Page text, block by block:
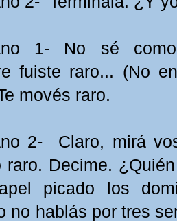
1- No sé
fuiste raro... (No
movés raro.
2- Claro, mirá
raro. Decime.
picado los
no hablás por tres